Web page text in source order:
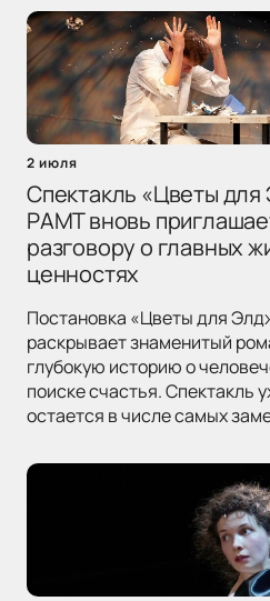
2 июля
Спектакль «Цветы
РАМТ вновь
разговору о главных
ценностях
Постановка «Цветы для
раскрывает знаменитый
глубокую историю о
поиске счастья. Спектакль
остается в числе самых